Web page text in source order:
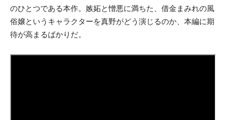
のひとつである本作。嫉妬と憎悪に満ちた、借金まみれの風
俗嬢というキャラクターを真野がどう演じるのか、本編に期
待が高まるばかりだ。